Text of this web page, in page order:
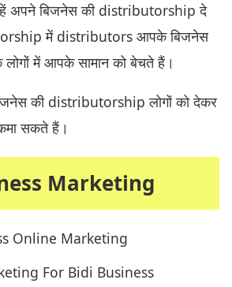
अपने बिजनेस की distributorship दे
में distributors आपके बिजनेस
लोगों में आपके सामान को बेचते हैं।
की distributorship लोगों को देकर
सकते हैं।
Marketing
Online Marketing
For Bidi Business